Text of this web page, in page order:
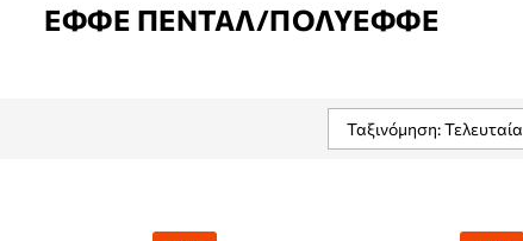
ΕΦΦΕ ΠΕΝΤΑΛ/ΠΟΛΥΕΦΦΕ
Ταξινόμηση: Τελευταία